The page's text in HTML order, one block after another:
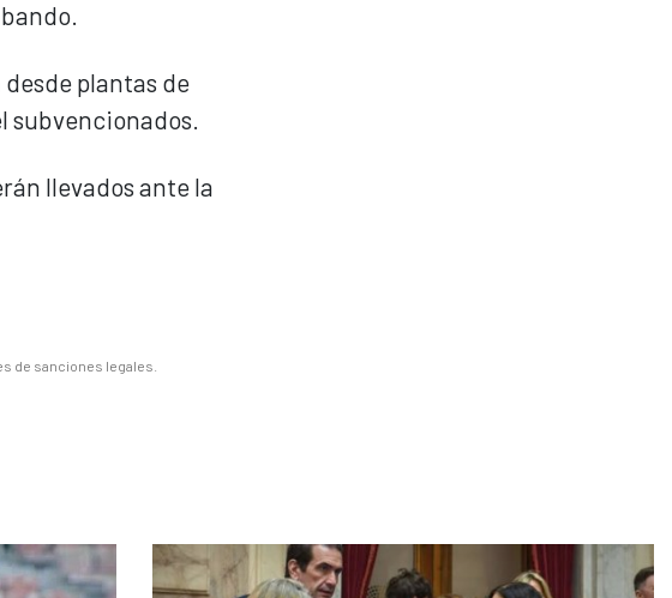
plantas de
subvencionados.
llevados ante la
de sanciones legales.